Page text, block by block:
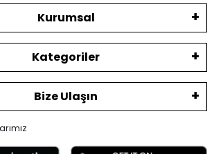
Kurumsal
Kategoriler
Bize Ulaşın